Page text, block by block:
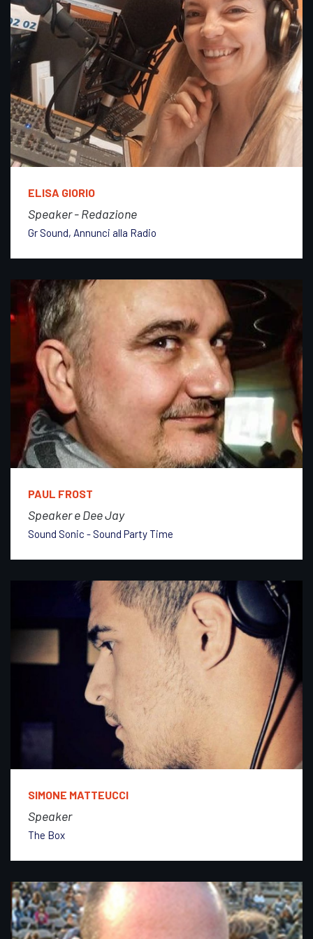
ELISA GIORIO
Speaker - Redazione
Gr Sound, Annunci alla Radio
PAUL FROST
Speaker e Dee Jay
Sound Sonic - Sound Party Time
SIMONE MATTEUCCI
Speaker
The Box